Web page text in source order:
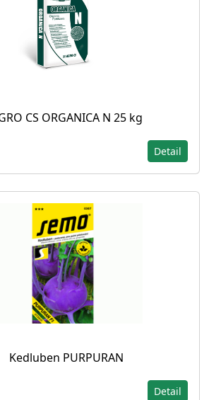
CS ORGANICA N 25 kg
Detail
Kedluben PURPURAN
Detail